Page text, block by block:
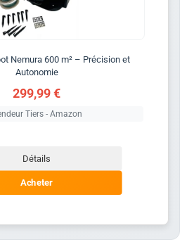
Nemura 600 m² – Précision et
Autonomie
299,99 €
Tiers - Amazon
Détails
Acheter